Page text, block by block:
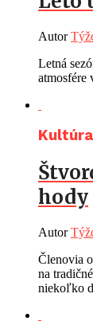
Autor
Letná
atmosfére
Kultúra
hody
Autor
Členovia
na
niekoľko